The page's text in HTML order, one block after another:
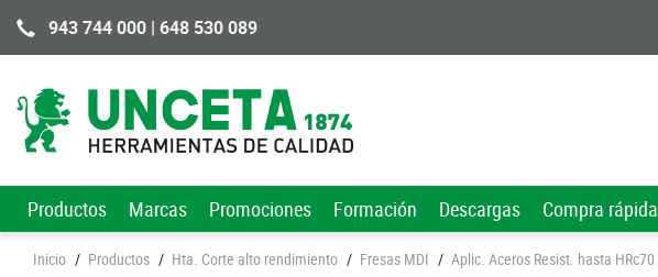
943 744 000 | 648 530 089
Productos Marcas Promociones Formación Descargas Compra rápida
Inicio / Productos / Hta. Corte alto rendimiento / Fresas MDI / Aplic. Aceros Resist. hasta HRc70